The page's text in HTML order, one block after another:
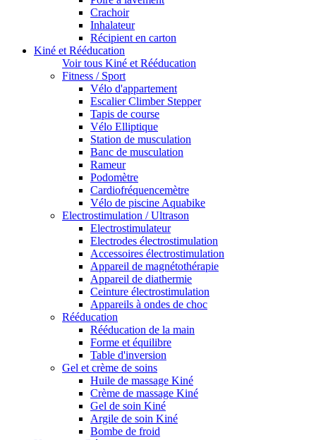
Crachoir
Inhalateur
Récipient en carton
Kiné et Rééducation
Voir tous Kiné et Rééducation
Fitness / Sport
Vélo d'appartement
Escalier Climber Stepper
Tapis de course
Vélo Elliptique
Station de musculation
Banc de musculation
Rameur
Podomètre
Cardiofréquencemètre
Vélo de piscine Aquabike
Electrostimulation / Ultrason
Electrostimulateur
Electrodes électrostimulation
Accessoires électrostimulation
Appareil de magnétothérapie
Appareil de diathermie
Ceinture électrostimulation
Appareils à ondes de choc
Rééducation
Rééducation de la main
Forme et équilibre
Table d'inversion
Gel et crème de soins
Huile de massage Kiné
Crème de massage Kiné
Gel de soin Kiné
Argile de soin Kiné
Bombe de froid